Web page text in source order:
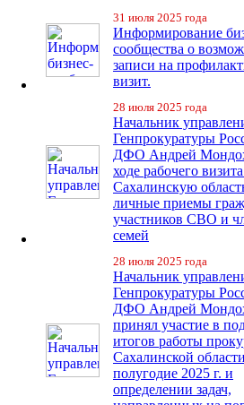
31 июля 2025 года
Информирование
сообщества о
записи на
визит.
28 июля 2025 года
Начальник
Генпрокуратуры
ДФО Андрей
ходе рабочего
Сахалинскую
личные приемы
участников СВО и
семей
28 июля 2025 года
Начальник
Генпрокуратуры
ДФО Андрей
принял участие в
итогов работы
Сахалинской
полугодие 2025 г. и
определении задач,